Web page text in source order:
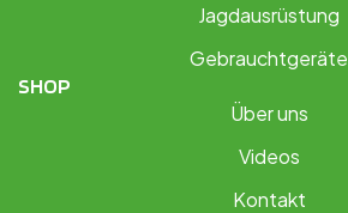
Jagdausrüstung
Gebrauchtgeräte
SHOP
Über uns
Videos
Kontakt